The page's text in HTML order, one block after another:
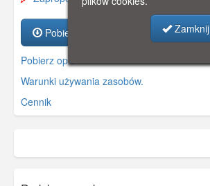
Pobierz zasób
Pobierz opis
Warunki używania zasobów.
Cennik
Zamknij